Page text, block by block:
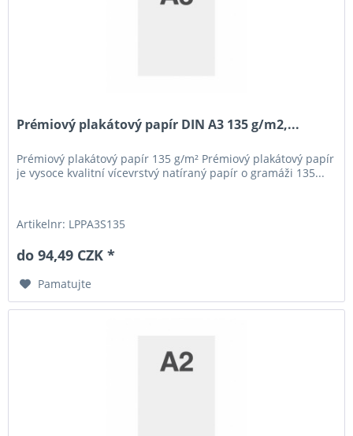
Prémiový plakátový papír DIN A3 135 g/m2,...
Prémiový plakátový papír 135 g/m² Prémiový plakátový papír
je vysoce kvalitní vícevrstvý natíraný papír o gramáži 135...
Artikelnr: LPPA3S135
do 94,49 CZK *
Pamatujte